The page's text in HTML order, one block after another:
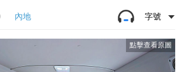
內地 字號